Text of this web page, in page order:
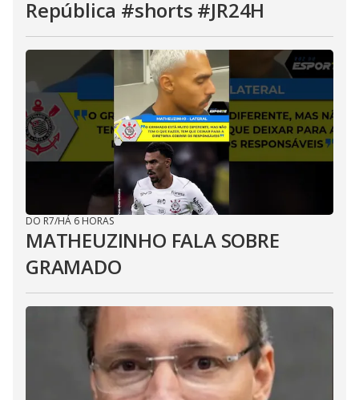
República #shorts #JR24H
DO R7/HÁ 6 HORAS
MATHEUZINHO FALA SOBRE
GRAMADO